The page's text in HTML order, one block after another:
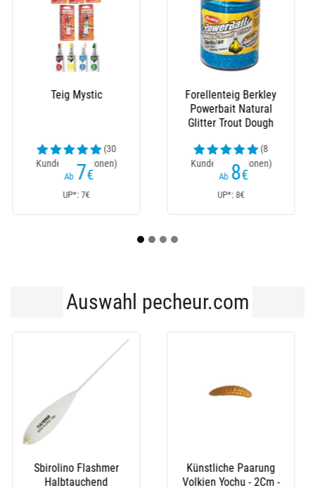
Köder Berkley
(18
Kundenrezensionen)
Ab 6
UP*: 6€
Köder Berkley
Powerbait Floating
Eggs Garlic - 40Er
Kundenrezensionen)
Ab 7
UP*: 7€
Auswahl pecheur.com
Fluorocarbon Ragot
Pvdf
Forellennylon Ragot
Truite - 500M